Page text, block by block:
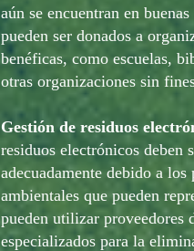
aún se encuentran en
pueden ser donados a
benéficas, como escuelas,
otras organizaciones sin
Gestión de residuos
residuos electrónicos deben
adecuadamente debido a los
ambientales que pueden
pueden utilizar proveedores
especializados para la